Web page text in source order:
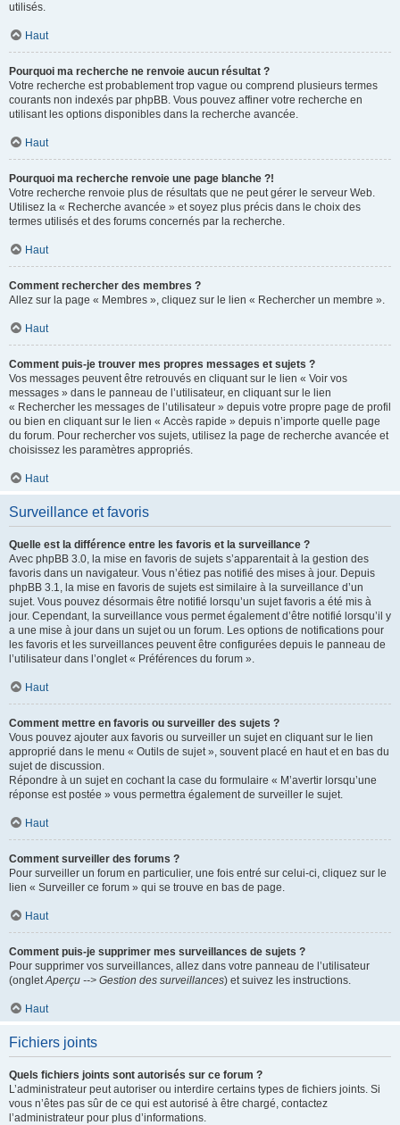
utilisés.
Haut
Pourquoi ma recherche ne renvoie aucun résultat ?
Votre recherche est probablement trop vague ou comprend plusieurs termes
courants non indexés par phpBB. Vous pouvez affiner votre recherche en
utilisant les options disponibles dans la recherche avancée.
Haut
Pourquoi ma recherche renvoie une page blanche ?!
Votre recherche renvoie plus de résultats que ne peut gérer le serveur Web.
Utilisez la « Recherche avancée » et soyez plus précis dans le choix des
termes utilisés et des forums concernés par la recherche.
Haut
Comment rechercher des membres ?
Allez sur la page « Membres », cliquez sur le lien « Rechercher un membre ».
Haut
Comment puis-je trouver mes propres messages et sujets ?
Vos messages peuvent être retrouvés en cliquant sur le lien « Voir vos
messages » dans le panneau de l’utilisateur, en cliquant sur le lien
« Rechercher les messages de l’utilisateur » depuis votre propre page de profil
ou bien en cliquant sur le lien « Accès rapide » depuis n’importe quelle page
du forum. Pour rechercher vos sujets, utilisez la page de recherche avancée et
choisissez les paramètres appropriés.
Haut
Surveillance et favoris
Quelle est la différence entre les favoris et la surveillance ?
Avec phpBB 3.0, la mise en favoris de sujets s’apparentait à la gestion des
favoris dans un navigateur. Vous n’étiez pas notifié des mises à jour. Depuis
phpBB 3.1, la mise en favoris de sujets est similaire à la surveillance d’un
sujet. Vous pouvez désormais être notifié lorsqu’un sujet favoris a été mis à
jour. Cependant, la surveillance vous permet également d’être notifié lorsqu’il y
a une mise à jour dans un sujet ou un forum. Les options de notifications pour
les favoris et les surveillances peuvent être configurées depuis le panneau de
l’utilisateur dans l’onglet « Préférences du forum ».
Haut
Comment mettre en favoris ou surveiller des sujets ?
Vous pouvez ajouter aux favoris ou surveiller un sujet en cliquant sur le lien
approprié dans le menu « Outils de sujet », souvent placé en haut et en bas du
sujet de discussion.
Répondre à un sujet en cochant la case du formulaire « M’avertir lorsqu’une
réponse est postée » vous permettra également de surveiller le sujet.
Haut
Comment surveiller des forums ?
Pour surveiller un forum en particulier, une fois entré sur celui-ci, cliquez sur le
lien « Surveiller ce forum » qui se trouve en bas de page.
Haut
Comment puis-je supprimer mes surveillances de sujets ?
Pour supprimer vos surveillances, allez dans votre panneau de l’utilisateur
(ongletAperçu --> Gestion des surveillances) et suivez les instructions.
Haut
Fichiers joints
Quels fichiers joints sont autorisés sur ce forum ?
L’administrateur peut autoriser ou interdire certains types de fichiers joints. Si
vous n’êtes pas sûr de ce qui est autorisé à être chargé, contactez
l’administrateur pour plus d’informations.